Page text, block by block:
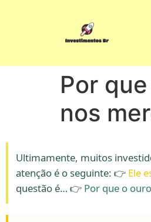
Por
nos
Ultimamente, muitos
atenção é o seguinte: 👉 Ele
questão é… 👉 Por que o